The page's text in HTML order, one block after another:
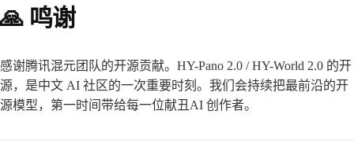
🙏 鸣谢
感谢腾讯混元团队的开源贡献。HY-Pano 2.0 / HY-World 2.0 的开
源，是中文 AI 社区的一次重要时刻。我们会持续把最前沿的开
源模型，第一时间带给每一位献丑AI 创作者。